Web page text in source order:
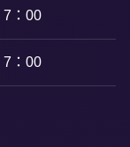
7：00
7：00